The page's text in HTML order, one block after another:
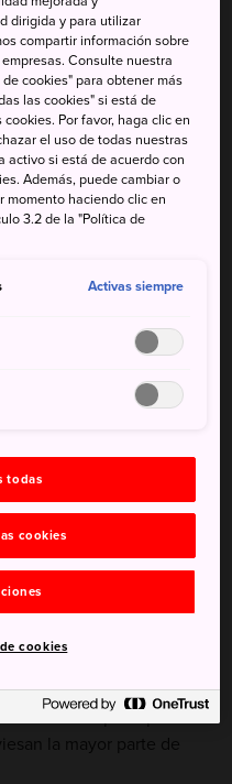
de Japón. En la
que conmemoran
, Taketa Chikuraku,
Akari, en laciudad de
eventos regionales que
en las inmediaciones en
arte con bambú por
bambú sobre el río
debes utilizar la
las líneas principales
la mayor parte de
dirigida y para utilizar
compartir información sobre
Consulte nuestra
cookies" para obtener más
las cookies" si está de
Por favor, haga clic en
el uso de todas nuestras
activo si está de acuerdo con
Además, puede cambiar o
momento haciendo clic en
3.2 de la "Política de
Activas siempre
todas
cookies
cookies